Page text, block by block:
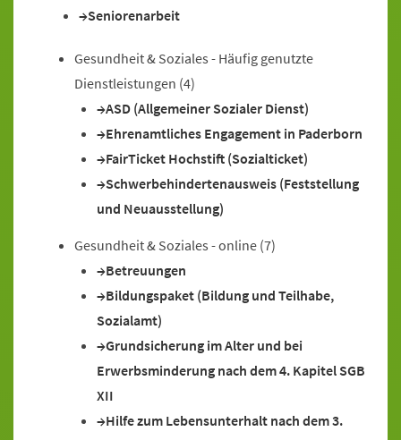
Seniorenarbeit
Gesundheit & Soziales - Häufig genutzte
Dienstleistungen (4)
ASD (Allgemeiner Sozialer Dienst)
Ehrenamtliches Engagement in Paderborn
FairTicket Hochstift (Sozialticket)
Schwerbehindertenausweis (Feststellung
und Neuausstellung)
Gesundheit & Soziales - online (7)
Betreuungen
Bildungspaket (Bildung und Teilhabe,
Sozialamt)
Grundsicherung im Alter und bei
Erwerbsminderung nach dem 4. Kapitel SGB
XII
Hilfe zum Lebensunterhalt nach dem 3.